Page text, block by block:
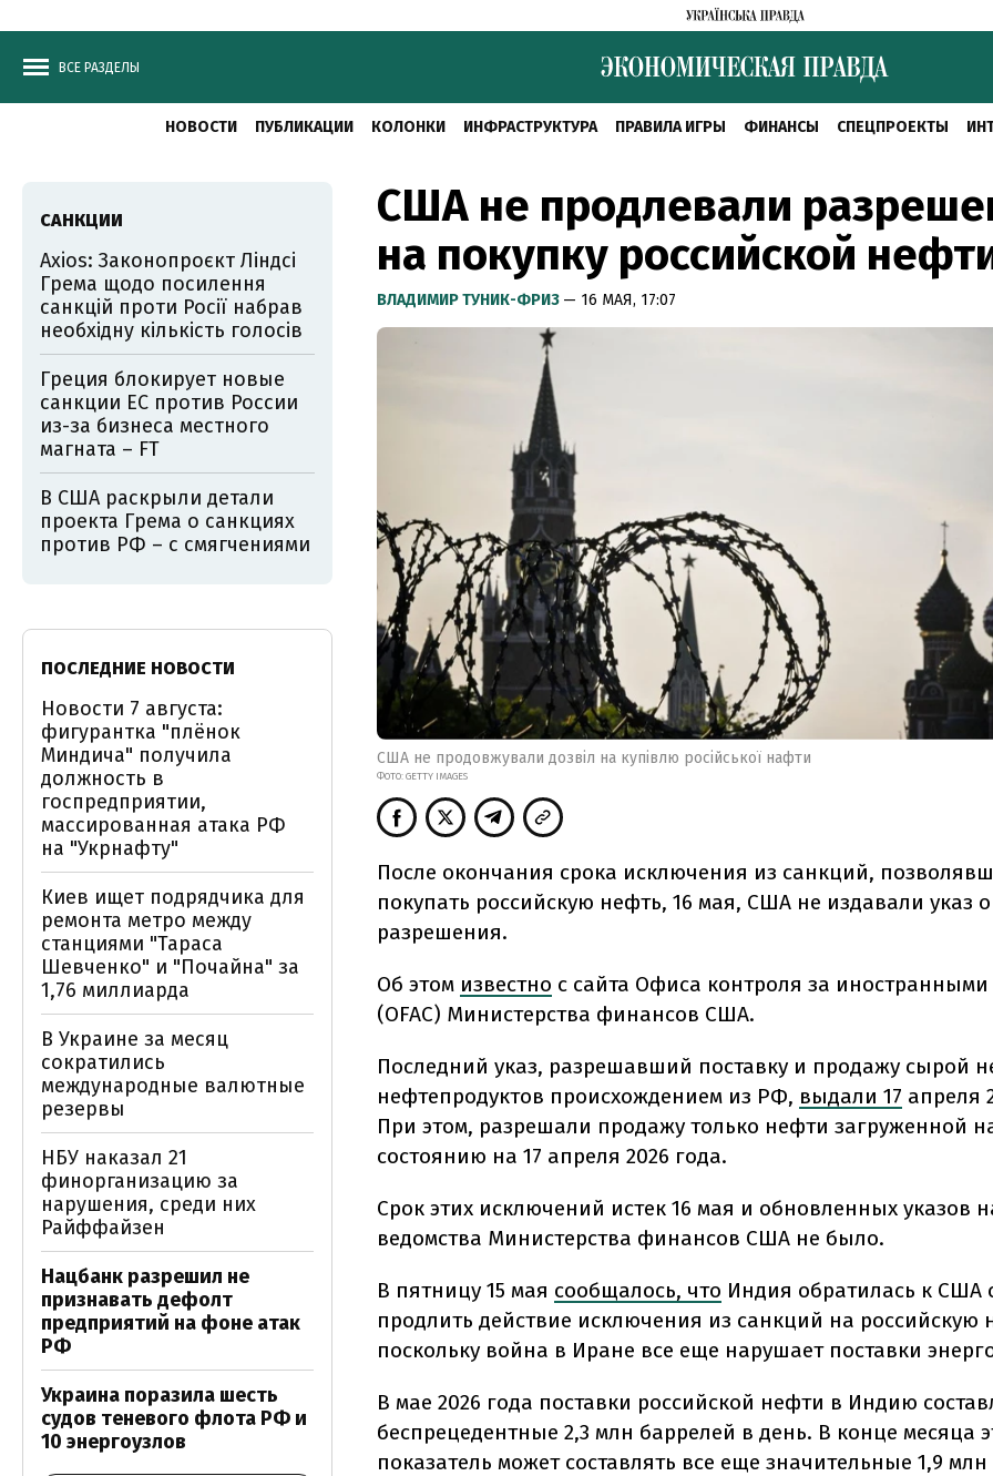
ВСЕ РАЗДЕЛЫ
НОВОСТИ ПУБЛИКАЦИИ КОЛОНКИ ИНФРАСТРУКТУРА ПРАВИЛА ИГРЫ ФИНАНСЫ СПЕЦПРОЕКТЫ
США не продлевали
на покупку российской
ВЛАДИМИР ТУНИК-ФРИЗ — 16 МАЯ, 17:07
США не продовжували дозвіл на купівлю російської нафти
ФОТО: GETTY IMAGES
После окончания срока исключения из санкций,
покупать российскую нефть, 16 мая, США не издавали указ
разрешения.
Об этом известно с сайта Офиса контроля за
(OFAC) Министерства финансов США.
Последний указ, разрешавший поставку и продажу сырой
нефтепродуктов происхождением из РФ, выдали 17 апреля
При этом, разрешали продажу только нефти загруженной
состоянию на 17 апреля 2026 года.
Срок этих исключений истек 16 мая и обновленных указов
ведомства Министерства финансов США не было.
В пятницу 15 мая сообщалось, что Индия обратилась к США
продлить действие исключения из санкций на российскую
поскольку война в Иране все еще нарушает поставки
В мае 2026 года поставки российской нефти в Индию
беспрецедентные 2,3 млн баррелей в день. В конце месяца
показатель может составлять все еще значительные 1,9
САНКЦИИ
Axios: Законопроєкт Ліндсі
Грема щодо посилення
санкцій проти Росії набрав
необхідну кількість голосів
Греция блокирует новые
санкции ЕС против России
из-за бизнеса местного
магната – FT
В США раскрыли детали
проекта Грема о санкциях
против РФ – с смягчениями
ПОСЛЕДНИЕ НОВОСТИ
Новости 7 августа:
фигурантка "плёнок
Миндича" получила
должность в
госпредприятии,
массированная атака РФ
на "Укрнафту"
Киев ищет подрядчика для
ремонта метро между
станциями "Тараса
Шевченко" и "Почайна" за
1,76 миллиарда
В Украине за месяц
сократились
международные валютные
резервы
НБУ наказал 21
финорганизацию за
нарушения, среди них
Райффайзен
Нацбанк разрешил не
признавать дефолт
предприятий на фоне атак
РФ
Украина поразила шесть
судов теневого флота РФ и
10 энергоузлов